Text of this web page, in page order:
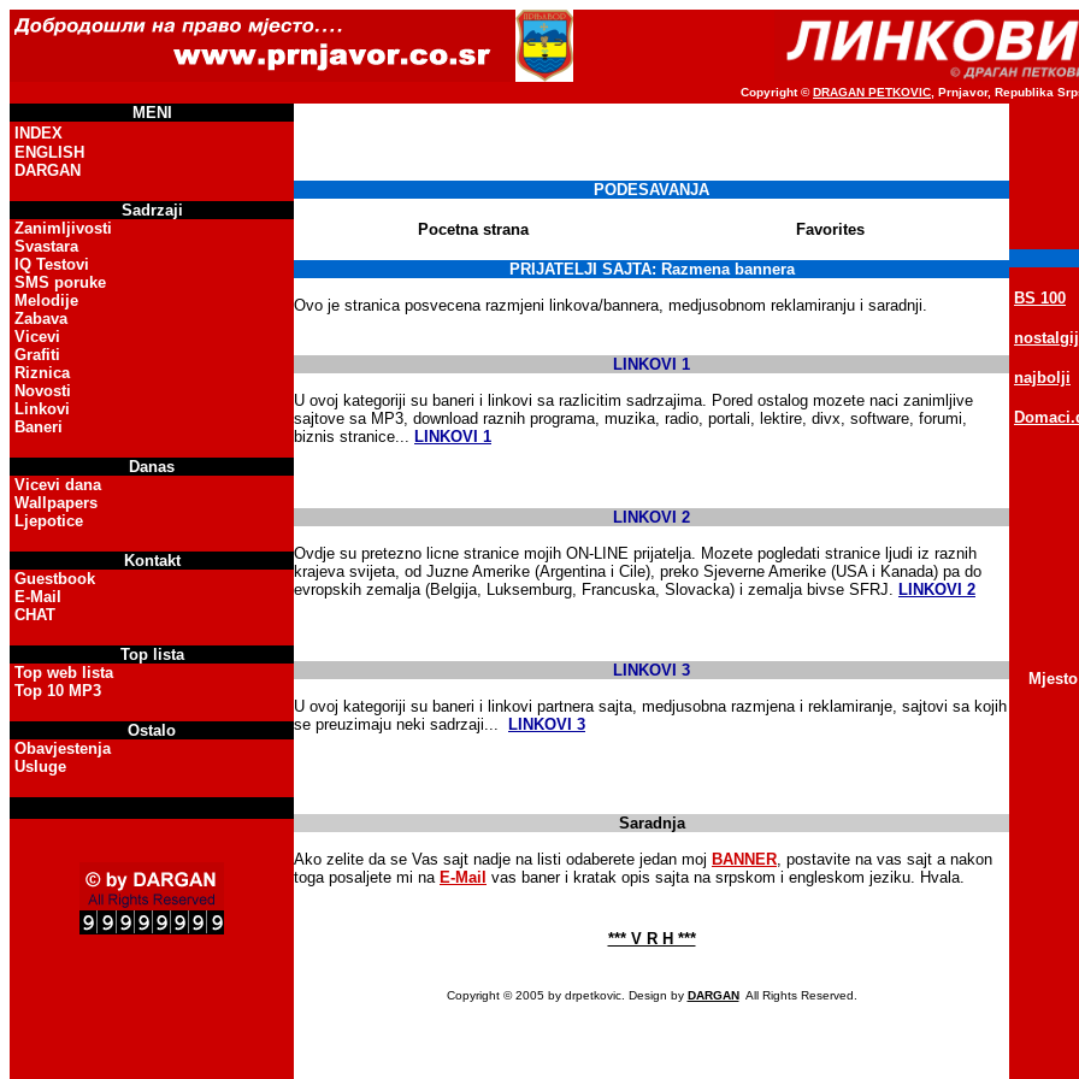
Copyright ©DRAGAN PETKOVIC , Prnjavor, Republika
MENI
INDEX
ENGLISH
DARGAN
Sadrzaji
Zanimljivosti
Svastara
IQ Testovi
SMS poruke
Melodije
Zabava
Vicevi
Grafiti
Riznica
Novosti
Linkovi
Baneri
Danas
Vicevi dana
Wallpapers
Ljepotice
Kontakt
Guestbook
E-Mail
CHAT
Top lista
Top web lista
Top 10 MP3
Ostalo
Obavjestenja
Usluge
PODESAVANJA
Pocetna strana Favorites
PRIJATELJI SAJTA: Razmena bannera
Ovo je stranica posvecena razmjeni linkova/bannera, medjusobnom reklamiranju i saradnji.
LINKOVI 1
U ovoj kategoriji su baneri i linkovi sa razlicitim sadrzajima. Pored ostalog mozete naci zanimljive
sajtove sa MP3, download raznih programa, muzika, radio, portali, lektire, divx, software, forumi,
biznis stranice... LINKOVI 1
LINKOVI 2
Ovdje su pretezno licne stranice mojih ON-LINE prijatelja. Mozete pogledati stranice ljudi iz raznih
krajeva svijeta, od Juzne Amerike (Argentina i Cile), preko Sjeverne Amerike (USA i Kanada) pa do
evropskih zemalja (Belgija, Luksemburg, Francuska, Slovacka) i zemalja bivse SFRJ. LINKOVI 2
LINKOVI 3
U ovoj kategoriji su baneri i linkovi partnera sajta, medjusobna razmjena i reklamiranje, sajtovi sa kojih
se preuzimaju neki sadrzaji...
LINKOVI 3
Saradnja
Ako zelite da se Vas sajt nadje na listi odaberete jedan moj BANNER, postavite na vas sajt a nakon
toga posaljete mi na E-Mail vas baner i kratak opis sajta na srpskom i engleskom jeziku. Hvala.
*** V R H ***
Copyright © 2005 by drpetkovic. Design by DARGANAll Rights Reserved.
BS 100
najbolji